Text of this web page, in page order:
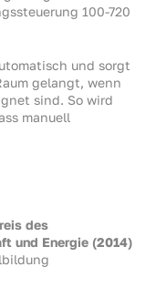
100-720
und sorgt
gelangt, wenn
sind. So wird
manuell
des
und Energie (2014)